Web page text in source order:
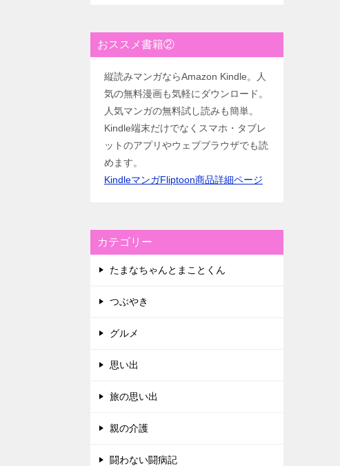
おススメ書籍②
縦読みマンガならAmazon Kindle。人
気の無料漫画も気軽にダウンロード。
人気マンガの無料試し読みも簡単。
Kindle端末だけでなくスマホ・タブレ
ットのアプリやウェブブラウザでも読
めます。
KindleマンガFliptoon商品詳細ページ
カテゴリー
たまなちゃんとまことくん
つぶやき
グルメ
思い出
旅の思い出
親の介護
闘わない闘病記